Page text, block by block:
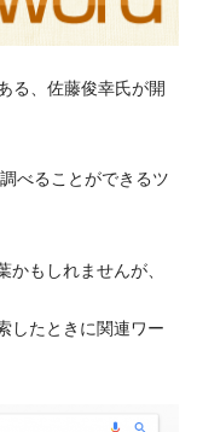
る、佐藤俊幸氏が開
べることができるツ
もしれませんが、
したときに関連ワー